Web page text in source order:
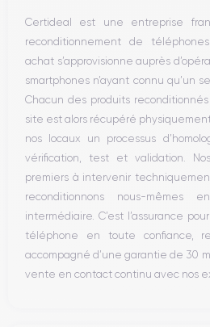
Bouton Home
Bluetooth
WiFi
Réseau
Vibreur
Prise USB
Certideal est une entreprise
reconditionnement de
achat s’approvisionne auprès
smartphones n’ayant connu qu’un
Chacun des produits
site est alors récupéré
nos locaux un processus
vérification, test et validation.
premiers à intervenir
reconditionnons nous-mêmes
intermédiaire. C’est l’assurance
téléphone en toute confiance,
accompagné d’une garantie de 30
vente en contact continu avec nos